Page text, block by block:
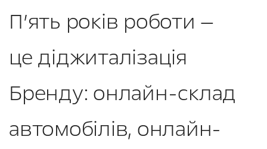
П’ять років роботи —
це діджиталізація
Бренду: онлайн-склад
автомобілів, онлайн-